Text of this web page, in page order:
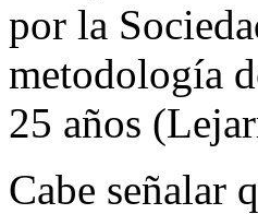
por la
metodología
25 años
Cabe señalar